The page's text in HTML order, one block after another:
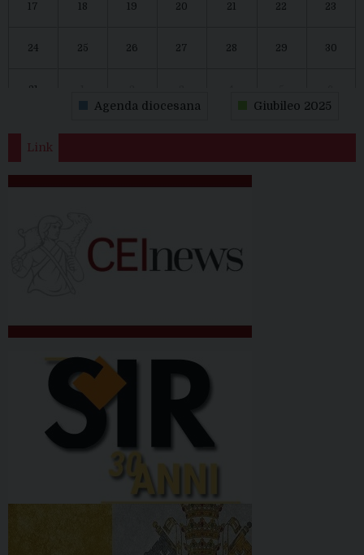
17 18 19 20 21 22 23
24 25 26 27 28 29 30
31
Agenda diocesana Giubileo 2025
Link